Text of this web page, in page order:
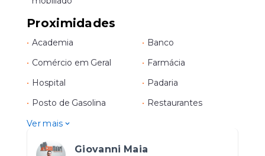
Proximidades
• Academia • Banco
• Comércio em Geral • Farmácia
• Hospital • Padaria
• Posto de Gasolina • Restaurantes
Ver mais
Giovanni Maia